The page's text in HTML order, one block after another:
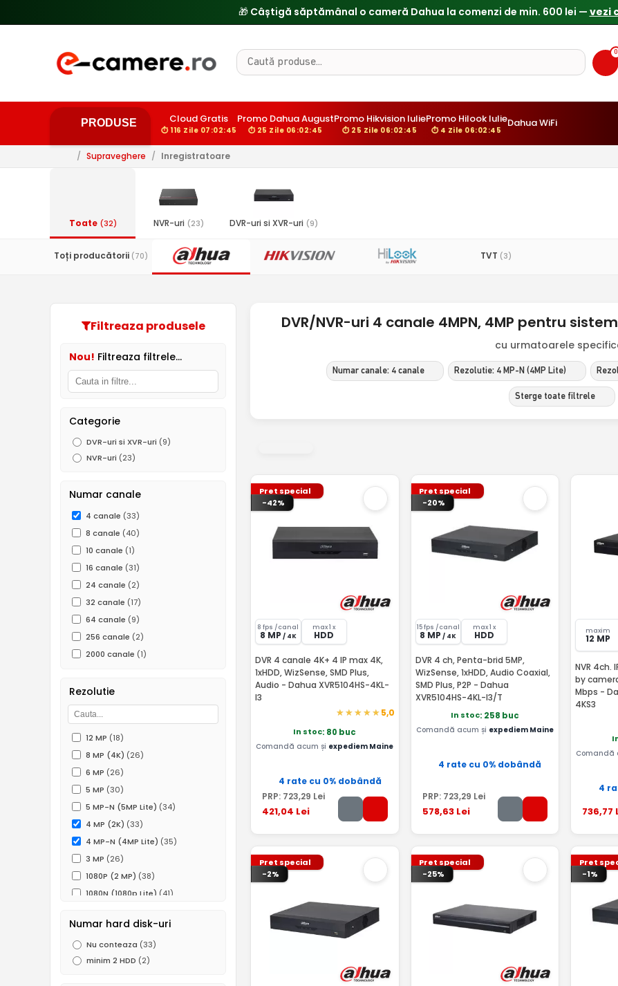
0
PRODUSE Cloud Gratis
⏱ 116 Zile 07:02:44
Promo Dahua August
⏱ 25 Zile 06:02:44
Promo Hikvision Iulie
⏱ 25 Zile 06:02:44
Promo Hilook Iulie
⏱ 4 Zile 06:02:44
Dahua WiFi
/ Supraveghere / Inregistratoare
Toate (32) NVR-uri (23) DVR-uri si XVR-uri (9)
Toți producătorii (70) TVT (3)
Filtreaza produsele
Nou! Filtreaza filtrele...
Categorie
DVR-uri si XVR-uri (9)
NVR-uri (23)
Numar canale
4 canale (33)
8 canale (40)
10 canale (1)
16 canale (31)
24 canale (2)
32 canale (17)
64 canale (9)
256 canale (2)
2000 canale (1)
Rezolutie
12 MP (18)
8 MP (4K) (26)
6 MP (26)
5 MP (30)
5 MP-N (5MP Lite) (34)
4 MP (2K) (33)
4 MP-N (4MP Lite) (35)
3 MP (26)
1080P (2 MP) (38)
1080N (1080p Lite) (41)
720P (1MP) (31)
960H (0.5 MP)(29)
D1(1)
Numar hard disk-uri
Nu conteaza (33)
minim 2 HDD (2)
DVR/NVR-uri 4 canale 4MPN, 4MP pentru
cu urmatoarele
Numar canale: 4 canale Rezolutie: 4 MP-N (4MP Lite)
Sterge toate filtrele
Pret special
-42%
8 fps /canal
8 MP / 4K
max 1 x
HDD
DVR 4 canale 4K+ 4 IP max 4K,
1xHDD, WizSense, SMD Plus,
Audio - Dahua XVR5104HS-4KL-
I3
5,0
In stoc: 80 buc
Comandă acum și expediem Maine
4 rate cu 0% dobândă
PRP: 723,29 Lei
421,04 Lei
Pret special
-20%
15 fps /canal
8 MP / 4K
max 1 x
HDD
DVR 4 ch, Penta-brid 5MP,
WizSense, 1xHDD, Audio Coaxial,
SMD Plus, P2P - Dahua
XVR5104HS-4KL-I3/T
In stoc: 258 buc
Comandă acum și expediem Maine
4 rate cu 0% dobândă
PRP: 723,29 Lei
578,63Lei
maxim
12 MP
NVR 4ch.
by camera
Mbps -
4KS3
Comandă
4
736,77
Pret special
-2%
Pret special
-25%
Pret
-1%